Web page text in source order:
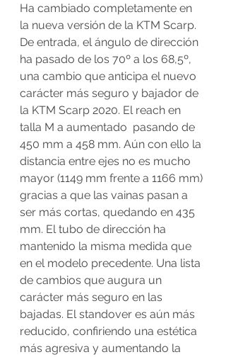
Ha cambiado completamente en
la nueva versión de la KTM Scarp.
De entrada, el ángulo de dirección
ha pasado de los 70º a los 68,5º,
una cambio que anticipa el nuevo
carácter más seguro y bajador de
la KTM Scarp 2020. El reach en
talla M a aumentado  pasando de
450 mm a 458 mm. Aún con ello la
distancia entre ejes no es mucho
mayor (1149 mm frente a 1166 mm)
gracias a que las vainas pasan a
ser más cortas, quedando en 435
mm. El tubo de dirección ha
mantenido la misma medida que
en el modelo precedente. Una lista
de cambios que augura un
carácter más seguro en las
bajadas. El standover es aún más
reducido, confiriendo una estética
más agresiva y aumentando la